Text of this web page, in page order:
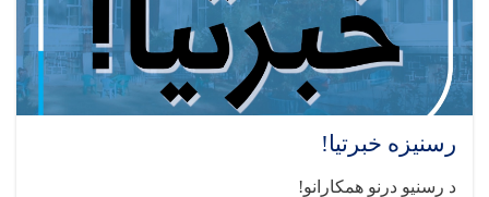
رسنیزه خبرتیا!
د رسنیو درنو همکارانو!